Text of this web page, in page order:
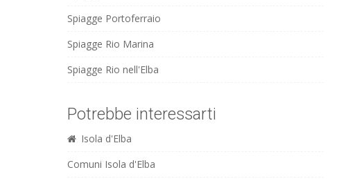
Spiagge Portoferraio
Spiagge Rio Marina
Spiagge Rio nell'Elba
Potrebbe interessarti
Isola d'Elba
Comuni Isola d'Elba